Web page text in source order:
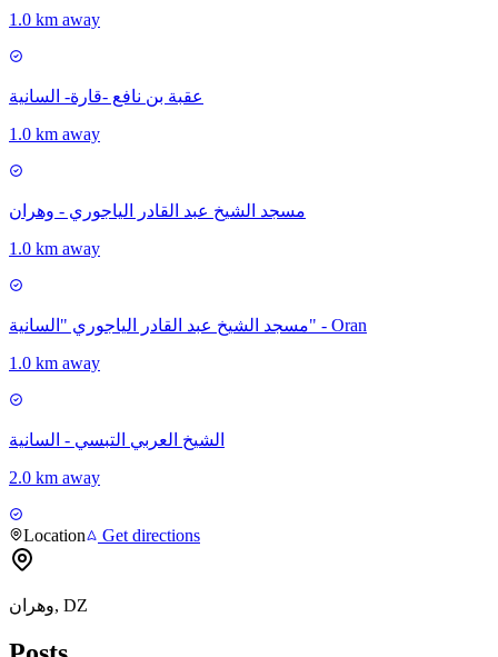
1.0 km away
عقبة بن نافع -قارة- السانية
1.0 km away
مسجد الشيخ عبد القادر الياجوري - وهران
1.0 km away
مسجد الشيخ عبد القادر الياجوري "السانية" - Oran
1.0 km away
الشيخ العربي التبسي - السانية
2.0 km away
Location Get directions
وهران, DZ